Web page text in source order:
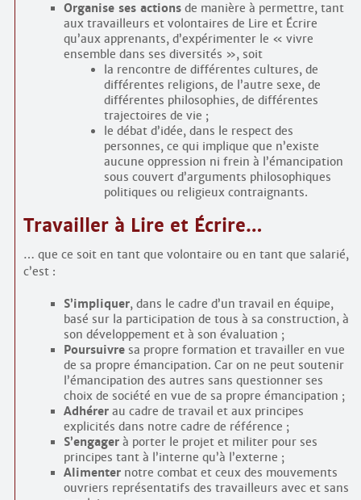
Organise ses actionsde manière à permettre, tant
aux travailleurs et volontaires de Lire et Écrire
qu’aux apprenants, d’expérimenter le « vivre
ensemble dans ses diversités », soit
la rencontre de différentes cultures, de
différentes religions, de l’autre sexe, de
différentes philosophies, de différentes
trajectoires de vie ;
le débat d’idée, dans le respect des
personnes, ce qui implique que n’existe
aucune oppression ni frein à l’émancipation
sous couvert d’arguments philosophiques
politiques ou religieux contraignants.
Travailler à Lire et Écrire…
… que ce soit en tant que volontaire ou en tant que salarié,
c’est :
S’impliquer, dans le cadre d’un travail en équipe,
basé sur la participation de tous à sa construction, à
son développement et à son évaluation ;
Poursuivresa propre formation et travailler en vue
de sa propre émancipation. Car on ne peut soutenir
l’émancipation des autres sans questionner ses
choix de société en vue de sa propre émancipation ;
Adhérerau cadre de travail et aux principes
explicités dans notre cadre de référence ;
S’engagerà porter le projet et militer pour ses
principes tant à l’interne qu’à l’externe ;
Alimenternotre combat et ceux des mouvements
ouvriers représentatifs des travailleurs avec et sans